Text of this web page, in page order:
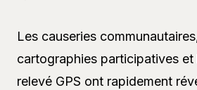
Les causeries
cartographies participatives et
relevé GPS ont rapidement